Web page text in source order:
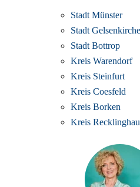
Stadt Münster
Stadt
Stadt Bottrop
Kreis Warendorf
Kreis Steinfurt
Kreis Coesfeld
Kreis Borken
Kreis